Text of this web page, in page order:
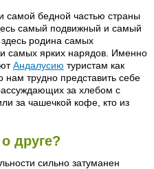
самой бедной частью страны
самый подвижный и самый
родина самых
самых ярких нарядов. Именно
Андалусию туристам как
трудно представить себе
за хлебом с
за чашечкой кофе, кто из
друге?
сильно затуманен